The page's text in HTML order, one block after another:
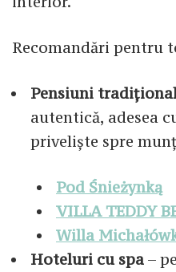
Recomandări pentru
Pensiuni
autentică, adesea
priveliște spre
Pod Śnieżynką
VILLA TEDDY
Willa
Hoteluri cu spa –